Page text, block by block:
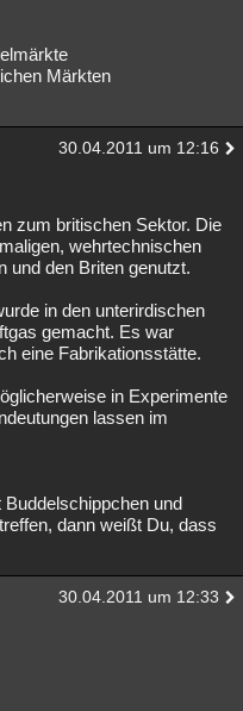
Märkten
30.04.2011 um 12:16
zum britischen Sektor. Die
wehrtechnischen
und den Briten genutzt.
in den unterirdischen
gemacht. Es war
eine Fabrikationsstätte.
in Experimente
lassen im
Buddelschippchen und
dann weißt Du, dass
30.04.2011 um 12:33